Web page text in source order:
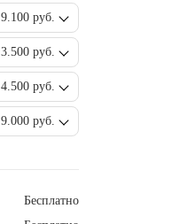
9.100 руб.
3.500 руб.
4.500 руб.
9.000 руб.
Бесплатно